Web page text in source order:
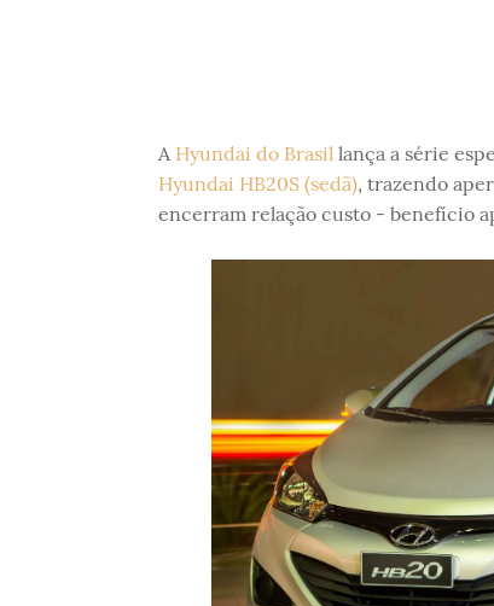
A Hyundai do Brasillança a série
Hyundai HB20S (sedã), trazendo
encerram relação custo - benefício